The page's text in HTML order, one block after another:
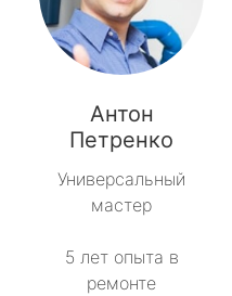
Антон
Петренко
Универсальный
мастер
5 лет опыта в
ремонте